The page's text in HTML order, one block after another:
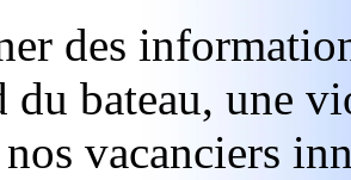
des
du bateau, une
vacanciers